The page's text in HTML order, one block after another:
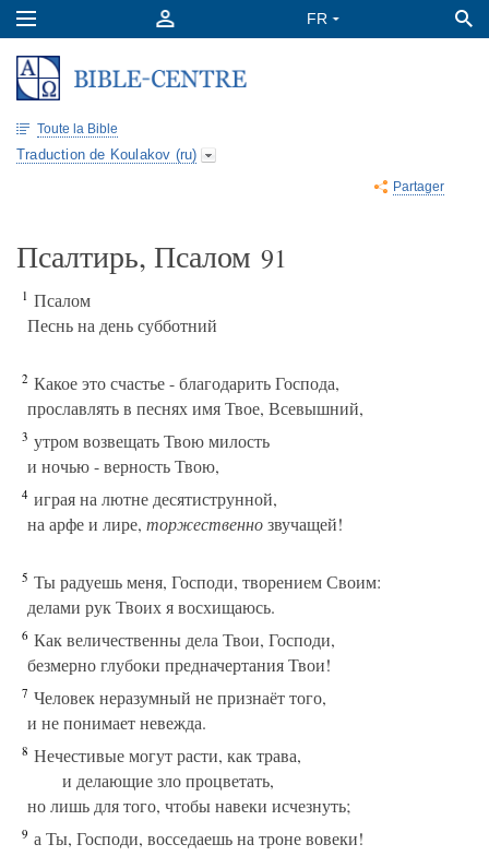
Toute la Bible
Traduction de Koulakov (ru)
Partager
Псалтирь, Псалом 91
1 Псалом
Песнь на день субботний
2 Какое это счастье - благодарить Господа,
прославлять в песнях имя Твое, Всевышний,
3 утром возвещать Твою милость
и ночью - верность Твою,
4 играя на лютне десятиструнной,
на арфе и лире, торжественнозвучащей!
5 Ты радуешь меня, Господи, творением Своим:
делами рук Твоих я восхищаюсь.
6 Как величественны дела Твои, Господи,
безмерно глубоки предначертания Твои!
7 Человек неразумный не признаёт того,
и не понимает невежда.
8 Нечестивые могут расти, как трава,
и делающие зло процветать,
но лишь для того, чтобы навеки исчезнуть;
9 а Ты, Господи, восседаешь на троне вовеки!